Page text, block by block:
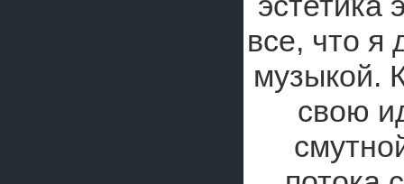
все, что я
музыкой.
свою